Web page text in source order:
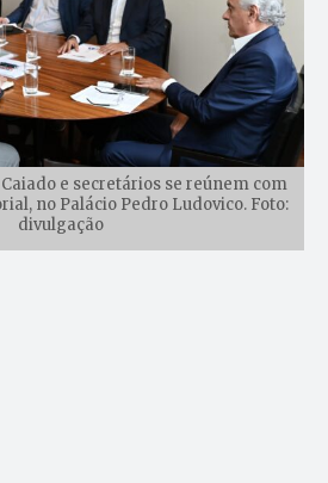
e secretários se reúnem com
no Palácio Pedro Ludovico. Foto:
divulgação